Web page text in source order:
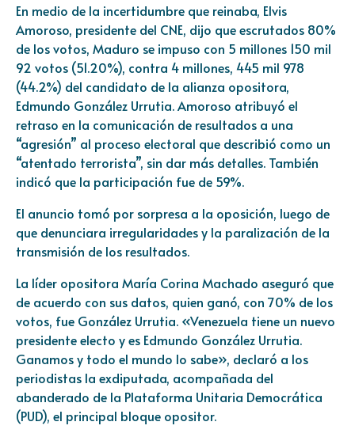
En medio de la incertidumbre que reinaba, Elvis
Amoroso, presidente del CNE, dijo que escrutados 80%
de los votos, Maduro se impuso con 5 millones 150 mil
92 votos (51.20%), contra 4 millones, 445 mil 978
(44.2%) del candidato de la alianza opositora,
Edmundo González Urrutia. Amoroso atribuyó el
retraso en la comunicación de resultados a una
“agresión” al proceso electoral que describió como un
“atentado terrorista”, sin dar más detalles. También
indicó que la participación fue de 59%.
El anuncio tomó por sorpresa a la oposición, luego de
que denunciara irregularidades y la paralización de la
transmisión de los resultados.
La líder opositora María Corina Machado aseguró que
de acuerdo con sus datos, quien ganó, con 70% de los
votos, fue González Urrutia. «Venezuela tiene un nuevo
presidente electo y es Edmundo González Urrutia.
Ganamos y todo el mundo lo sabe», declaró a los
periodistas la exdiputada, acompañada del
abanderado de la Plataforma Unitaria Democrática
(PUD), el principal bloque opositor.